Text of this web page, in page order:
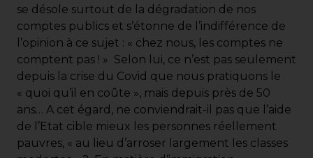
se désole surtout de la dégradation de nos
comptes publics et s’étonne de l’indifférence de
l’opinion à ce sujet : « chez nous, les comptes ne
comptent pas ! » Selon lui, ce n’est pas seulement
depuis la crise du Covid que nous pratiquons le
« quoi qu’il en coûte », mais depuis près de 50
ans… A cet égard, ne conviendrait-il pas que l’aide
de l’Etat cible mieux les personnes réellement
pauvres, « au lieu d’arroser largement les classes